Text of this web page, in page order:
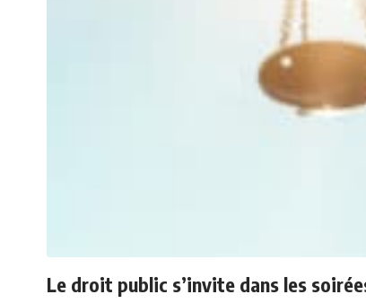
Le droit public s’invite dans les